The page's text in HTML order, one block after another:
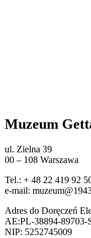
Muzeum
ul. Zielna 39
00 – 108 Warszawa
Tel.: + 48 22 419 92
e-mail:
Adres do Doręczeń
AE:PL-38894-89703-
NIP: 5252745009